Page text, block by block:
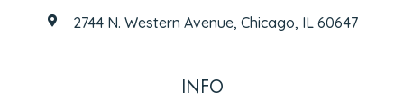
2744 N. Western Avenue, Chicago, IL 60647
INFO